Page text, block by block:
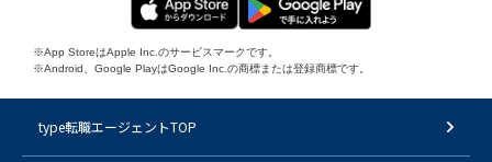
※App StoreはApple Inc.のサービスマークです。
※Android、Google PlayはGoogle Inc.の商標または登録商標です。
type転職エージェントTOP